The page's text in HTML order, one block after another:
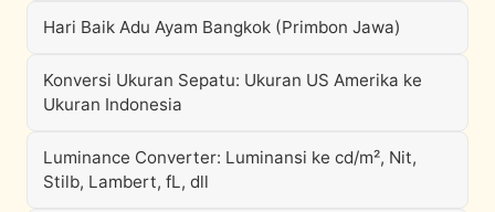
Hari Baik Adu Ayam Bangkok (Primbon Jawa)
Konversi Ukuran Sepatu: Ukuran US Amerika ke
Ukuran Indonesia
Luminance Converter: Luminansi ke cd/m², Nit,
Stilb, Lambert, fL, dll